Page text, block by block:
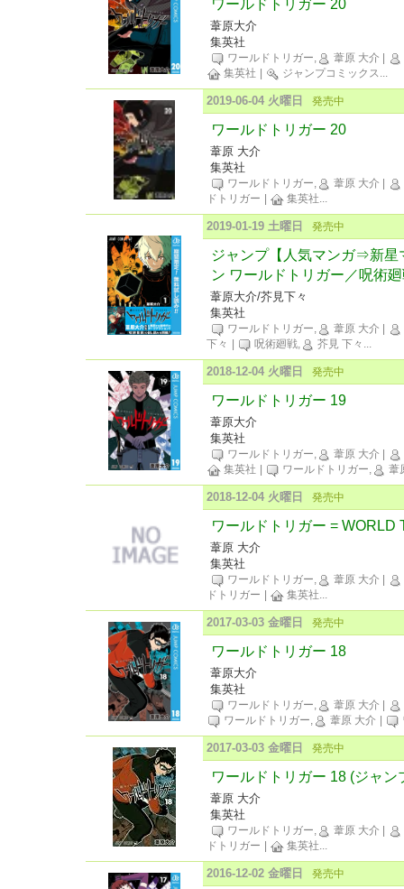
ワールドトリガー 20
葦原大介
集英社
ワールドトリガー, 葦原 大介
集英社
ジャンプコミックス...
2019-06-04 火曜日 発売中
ワールドトリガー 20
葦原 大介
集英社
ワールドトリガー, 葦原 大介
ドトリガー
集英社...
2019-01-19 土曜日 発売中
ジャンプ【人気マンガ⇒新星
ン ワールドトリガー／呪術
葦原大介/芥見下々
集英社
ワールドトリガー, 葦原 大介
下々
呪術廻戦, 芥見 下々 ...
2018-12-04 火曜日 発売中
ワールドトリガー 19
葦原大介
集英社
ワールドトリガー, 葦原 大介
集英社
ワールドトリガー, 葦
2018-12-04 火曜日 発売中
ワールドトリガー = WORLD
葦原 大介
集英社
ワールドトリガー, 葦原 大介
ドトリガー
集英社...
2017-03-03 金曜日 発売中
ワールドトリガー 18
葦原大介
集英社
ワールドトリガー, 葦原 大介
ワールドトリガー,
葦原 大介
2017-03-03 金曜日 発売中
ワールドトリガー 18 (ジャン
葦原 大介
集英社
ワールドトリガー, 葦原 大介
ドトリガー
集英社...
2016-12-02 金曜日 発売中